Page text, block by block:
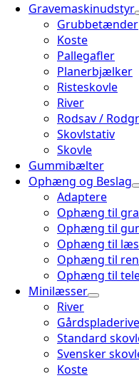
Gravemaskinudstyr
Grubbetænder
Koste
Pallegafler
Planerbjælker
Risteskovle
River
Rodsav /
Skovlstativ
Skovle
Gummibælter
Ophæng og Beslag
Adaptere
Ophæng til
Ophæng til
Ophæng til
Ophæng til
Ophæng til
Minilæsser
River
Gårdspladerive
Standard
Svensker
Koste